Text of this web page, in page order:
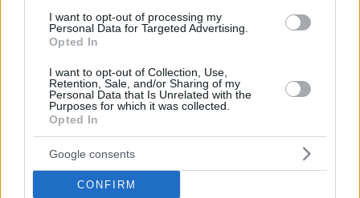
I want to opt-out of processing my
Personal Data for Targeted Advertising.
Opted In
I want to opt-out of Collection, Use,
Retention, Sale, and/or Sharing of my
Personal Data that Is Unrelated with the
Purposes for which it was collected.
Opted In
Google consents
CONFIRM
imprenditori” che hanno abbracciato buone cause. La città, ha
aggiunto, ha espresso loro la sua gratitudine in questo giorno
perché il loro lavoro, competenza ed entusiasmo hanno fatto